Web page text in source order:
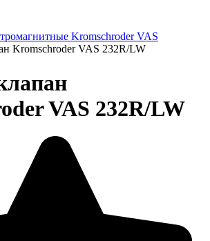
Kromschroder VAS
Kromschroder VAS 232R/LW
VAS 232R/LW